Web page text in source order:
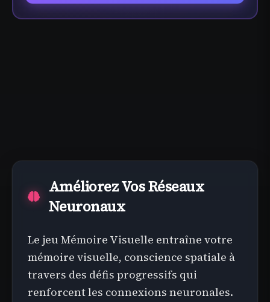
Améliorez Vos Réseaux
Neuronaux
Le jeu Mémoire Visuelle entraîne votre
mémoire visuelle, conscience spatiale à
travers des défis progressifs qui
renforcent les connexions neuronales.